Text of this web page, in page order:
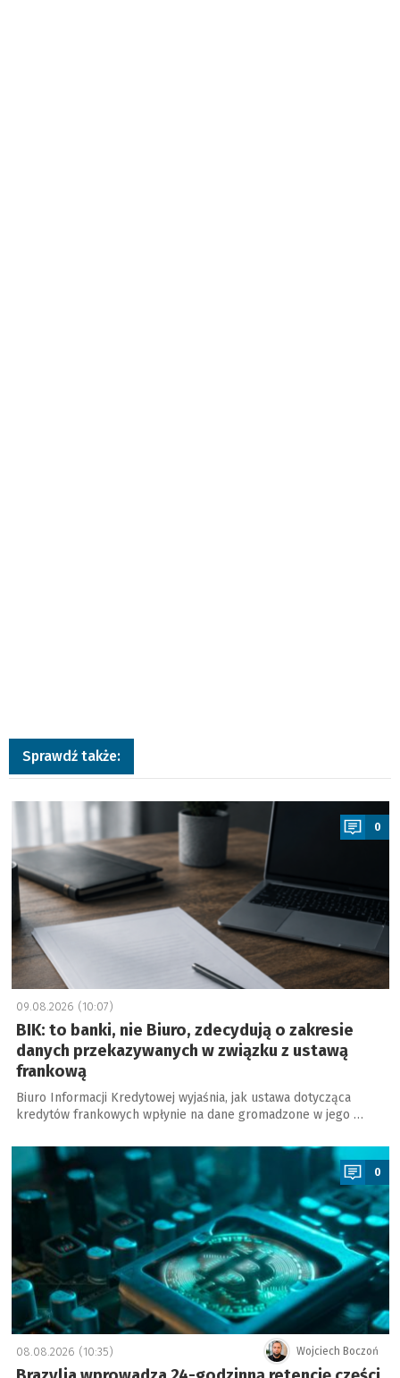
Sprawdź także:
a
0
09.08.2026 (10:07)
BIK: to banki, nie Biuro, zdecydują o zakresie
danych przekazywanych w związku z ustawą
frankową
Biuro Informacji Kredytowej wyjaśnia, jak ustawa dotycząca
kredytów frankowych wpłynie na dane gromadzone w jego …
a
0
Wojciech Boczoń
08.08.2026 (10:35)